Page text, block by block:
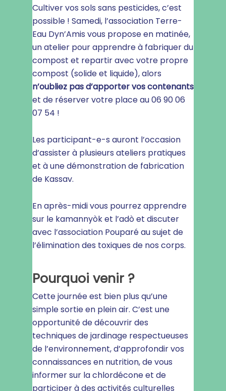
Cultiver vos sols sans pesticides, c’est
possible ! Samedi, l’association Terre-
Eau Dyn’Amis vous propose en matinée,
un atelier pour apprendre à fabriquer du
compost et repartir avec votre propre
compost (solide et liquide), alors
n’oubliez pas d’apporter vos contenants
et de réserver votre place au 06 90 06
07 54 !
Les participant-e-s auront l’occasion
d’assister à plusieurs ateliers pratiques
et à une démonstration de fabrication
de Kassav.
En après-midi vous pourrez apprendre
sur le kamannyòk et l’adò et discuter
avec l’association Pouparé au sujet de
l’élimination des toxiques de nos corps.
Pourquoi venir ?
Cette journée est bien plus qu’une
simple sortie en plein air. C’est une
opportunité de découvrir des
techniques de jardinage respectueuses
de l’environnement, d’approfondir vos
connaissances en nutrition, de vous
informer sur la chlordécone et de
participer à des activités culturelles